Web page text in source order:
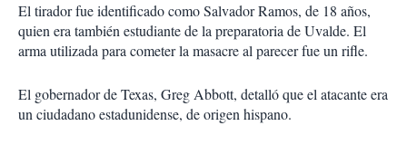
El tirador fue identificado como Salvador Ramos, de 18 años,
quien era también es­tudiante de la preparatoria de Uvalde. El
arma utilizada para cometer la masacre al parecer fue un rifle.
El gobernador de Texas, Greg Abbott, detalló que el atacante era
un ciudadano estadunidense, de origen hispano.